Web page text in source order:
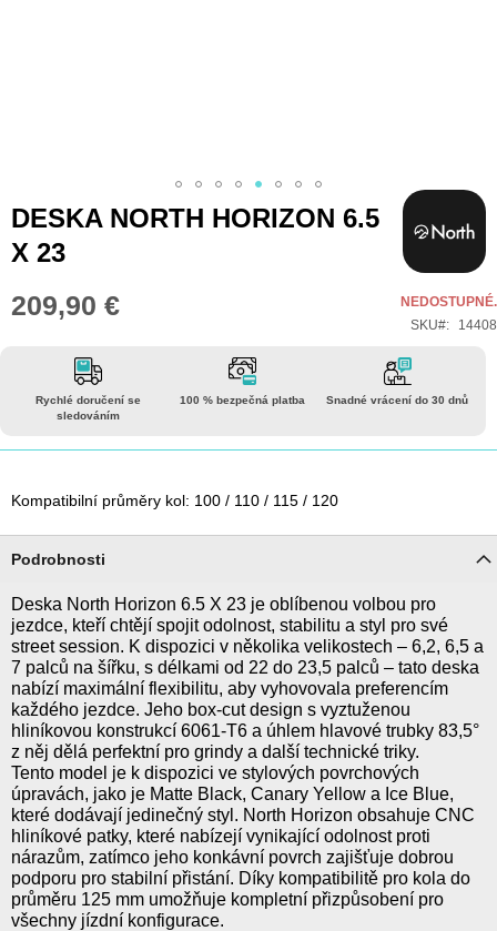
Přeskočit
na
začátek
galerie
DESKA NORTH HORIZON 6.5
X 23
209,90 €
NEDOSTUPNÉ.
SKU
14408
Rychlé doručení se
sledováním
100 % bezpečná platba Snadné vrácení do 30 dnů
Kompatibilní průměry kol: 100 / 110 / 115 / 120
Podrobnosti
Deska North Horizon 6.5 X 23 je oblíbenou volbou pro
jezdce, kteří chtějí spojit odolnost, stabilitu a styl pro své
street session. K dispozici v několika velikostech – 6,2, 6,5 a
7 palců na šířku, s délkami od 22 do 23,5 palců – tato deska
nabízí maximální flexibilitu, aby vyhovovala preferencím
každého jezdce. Jeho box-cut design s vyztuženou
hliníkovou konstrukcí 6061-T6 a úhlem hlavové trubky 83,5°
z něj dělá perfektní pro grindy a další technické triky.
Tento model je k dispozici ve stylových povrchových
úpravách, jako je Matte Black, Canary Yellow a Ice Blue,
které dodávají jedinečný styl. North Horizon obsahuje CNC
hliníkové patky, které nabízejí vynikající odolnost proti
nárazům, zatímco jeho konkávní povrch zajišťuje dobrou
podporu pro stabilní přistání. Díky kompatibilitě pro kola do
průměru 125 mm umožňuje kompletní přizpůsobení pro
všechny jízdní konfigurace.